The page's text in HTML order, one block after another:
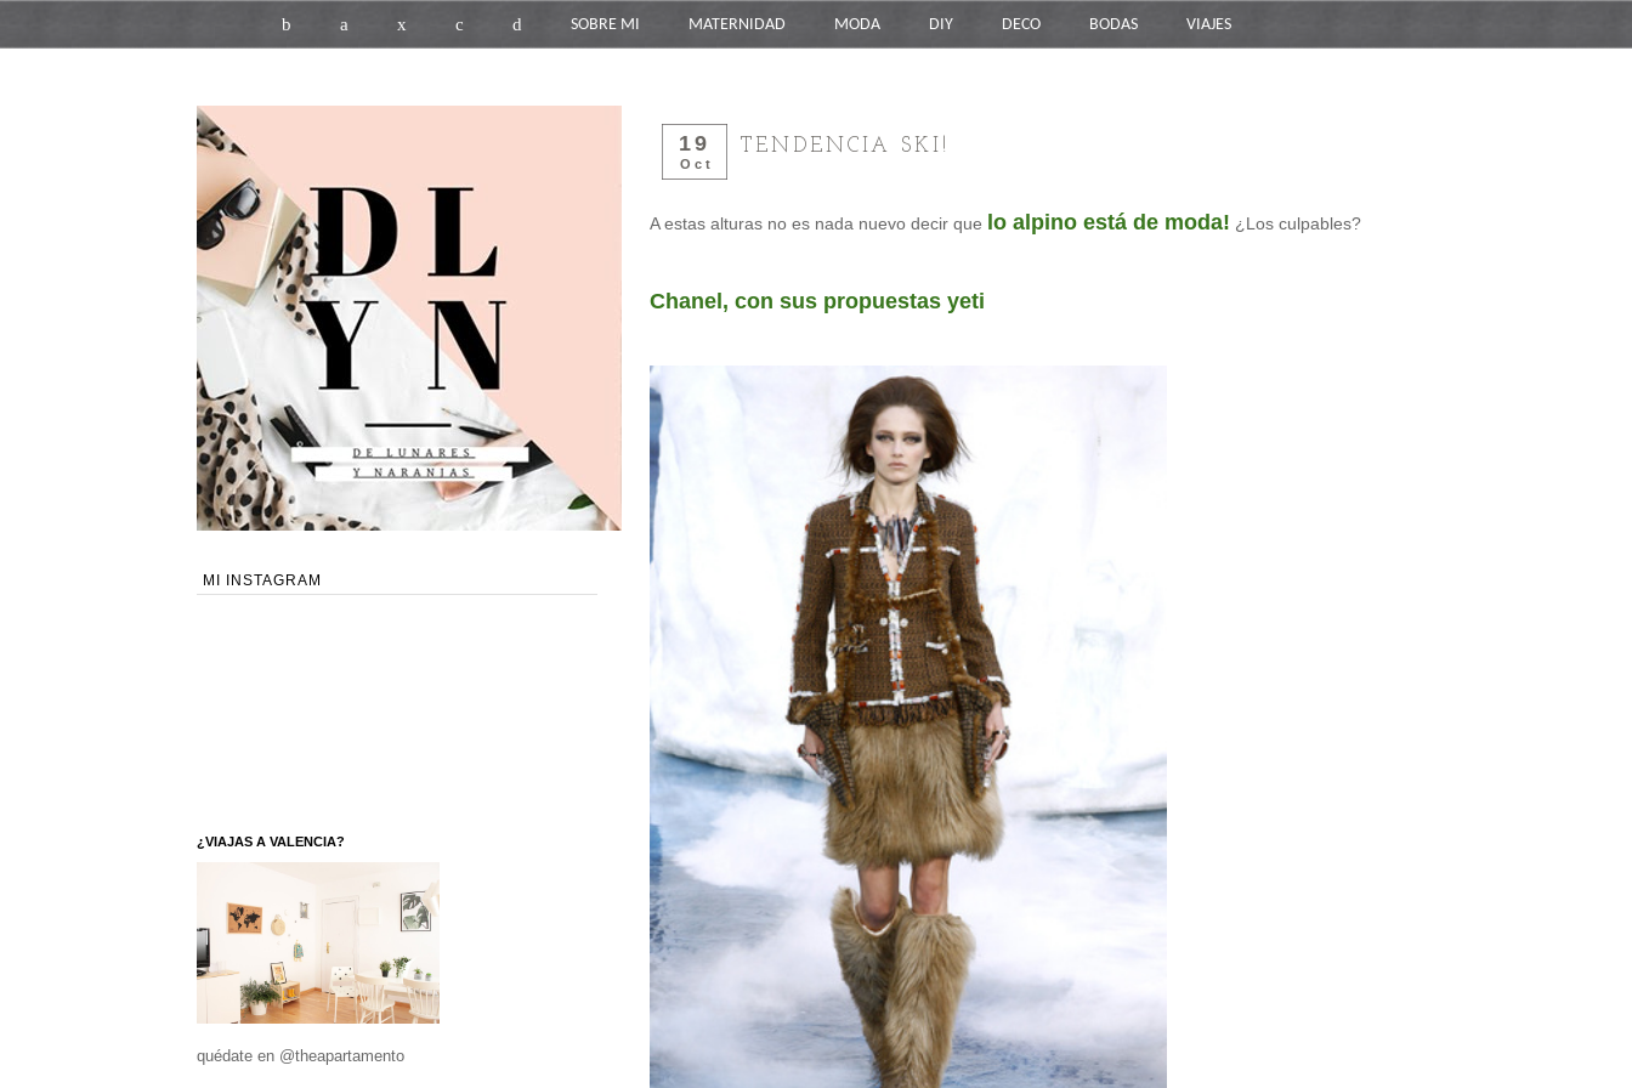
b a x c d SOBRE MI MATERNIDAD MODA DIY DECO BODAS VIAJES
19
Oct
TENDENCIA SKI!
A estas alturas no es nada nuevo decir que lo alpino está de moda! ¿Los culpables?
Chanel, con sus propuestas yeti
MI INSTAGRAM
¿VIAJAS A VALENCIA?
quédate en @theapartamento